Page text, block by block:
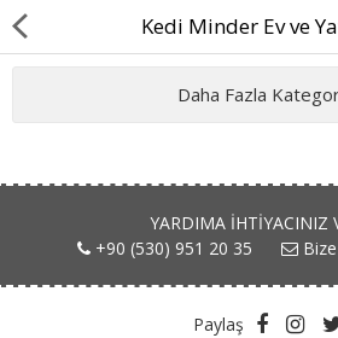
KÖPEKLER İÇİN
Kedi Minder Ev ve
Daha Fazla
YARDIMA IHTIYACINIZ
+90 (530) 951 20 35
Bize
Paylaş